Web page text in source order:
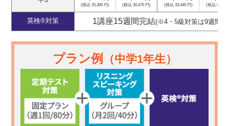
(税込 25,300 円) (税込 30,470 円) (税込 33,440 円) (税込 46,640
英検®対策 1講座15週間完結(※4・5級対策は9週間)
プラン例 （中学1年生）